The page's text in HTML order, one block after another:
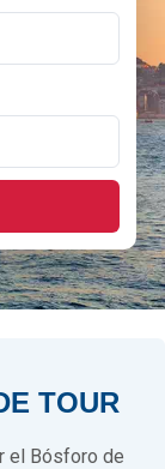
TOUR
el Bósforo de